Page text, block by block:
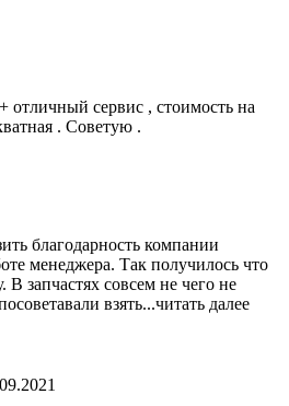
отличный сервис , стоимость на
. Советую .
благодарность компании
менеджера. Так получилось что
запчастях совсем не чего не
взять...читать далее